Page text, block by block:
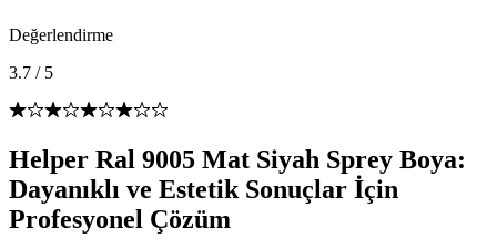
Değerlendirme
3.7 / 5
Helper Ral 9005 Mat Siyah Sprey Boya:
Dayanıklı ve Estetik Sonuçlar İçin
Profesyonel Çözüm